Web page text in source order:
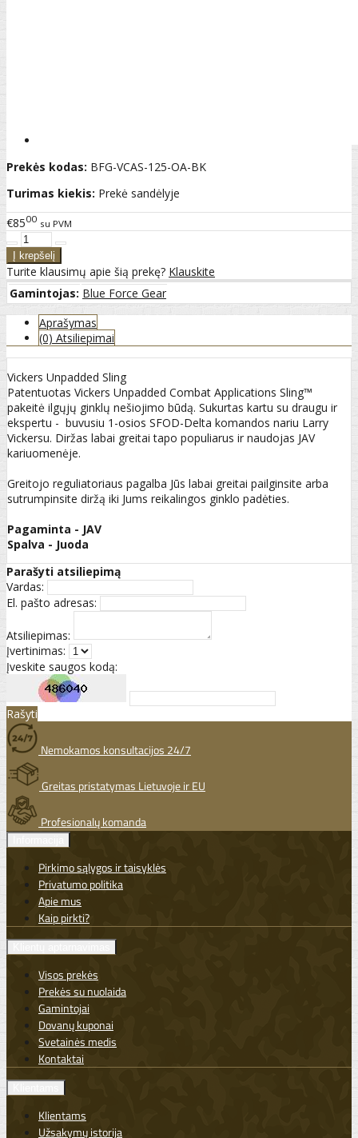
Prekės kodas: BFG-VCAS-125-OA-BK
Turimas kiekis: Prekė sandėlyje
€8500 su PVM
Turite klausimų apie šią prekę? Klauskite
Gamintojas: Blue Force Gear
Aprašymas
(0) Atsiliepimai
Vickers Unpadded Sling
Patentuotas Vickers Unpadded Combat Applications Sling™
pakeitė ilgųjų ginklų nešiojimo būdą. Sukurtas kartu su draugu ir
ekspertu - buvusiu 1-osios SFOD-Delta komandos nariu Larry
Vickersu. Diržas labai greitai tapo populiarus ir naudojas JAV
kariuomenėje.
Greitojo reguliatoriaus pagalba Jūs labai greitai pailginsite arba
sutrumpinsite diržą iki Jums reikalingos ginklo padėties.
Pagaminta - JAV
Spalva - Juoda
Parašyti atsiliepimą
Vardas:
El. pašto adresas:
Atsiliepimas:
Įvertinimas:
Įveskite saugos kodą:
Rašyti
Nemokamos konsultacijos 24/7
Greitas pristatymas Lietuvoje ir EU
Profesionalų komanda
Pirkimo sąlygos ir taisyklės
Privatumo politika
Apie mus
Kaip pirkti?
Visos prekės
Prekės su nuolaida
Gamintojai
Dovanų kuponai
Svetainės medis
Kontaktai
Klientams
Užsakymų istorija